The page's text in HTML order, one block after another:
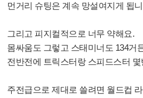
먼거리 슈팅은 계속 망설여지게 됩
그리고 피지컬적으로 너무 약해요.
몸싸움도 그렇고 스태미너도 134거
전반전에 트릭스터랑 스피드스터
주전급으로 제대로 쓸려면 월드컵